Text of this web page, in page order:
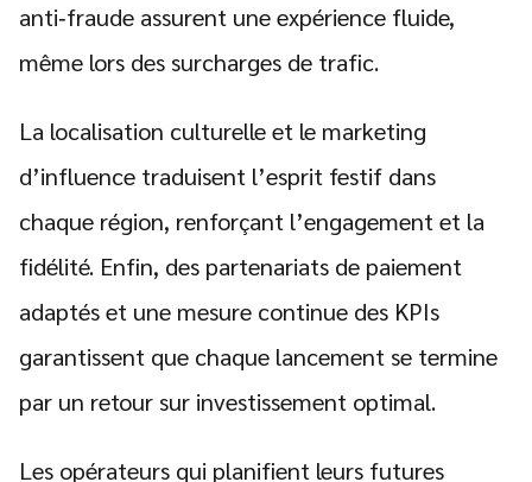
anti‑fraude assurent une expérience fluide,
même lors des surcharges de trafic.
La localisation culturelle et le marketing
d’influence traduisent l’esprit festif dans
chaque région, renforçant l’engagement et la
fidélité. Enfin, des partenariats de paiement
adaptés et une mesure continue des KPIs
garantissent que chaque lancement se termine
par un retour sur investissement optimal.
Les opérateurs qui planifient leurs futures